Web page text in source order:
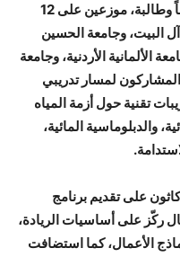
وشارك في الهاكاثون أكثر من 36 طالباً وطالبة، موزعين على 12
آل البيت، وجامعة الحسين
الألمانية الأردنية، وجامعة
لمسار تدريبي
تقنية حول أزمة المياه
والدبلوماسية المائية،
على تقديم برنامج
ركّز على أساسيات الريادة،
الأعمال، كما استضافت